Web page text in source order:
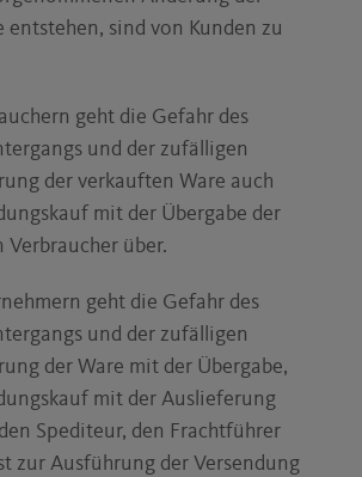
entstehen, sind von Kunden zu
geht die Gefahr des
und der zufälligen
der verkauften Ware auch
mit der Übergabe der
Verbraucher über.
geht die Gefahr des
und der zufälligen
der Ware mit der Übergabe,
mit der Auslieferung
Spediteur, den Frachtführer
zur Ausführung der Versendung